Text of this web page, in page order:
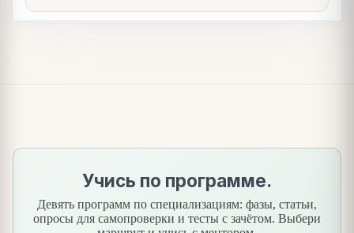
Учись по программе.
Девять программ по специализациям: фазы, статьи,
опросы для самопроверки и тесты с зачётом. Выбери